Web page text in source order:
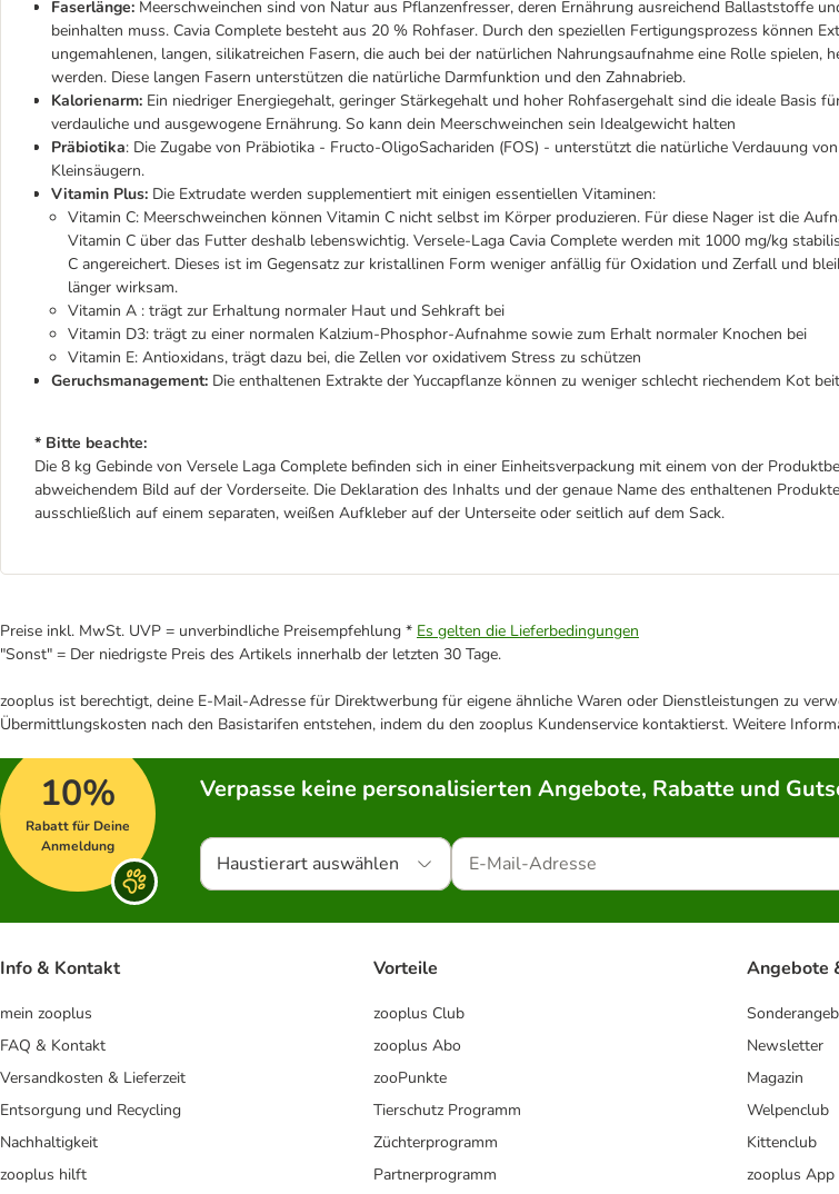
Faserlänge: Meerschweinchen sind von Natur aus Pflanzenfresser, deren Ernährung ausreichend Ballaststoffe
beinhalten muss. Cavia Complete besteht aus 20 % Rohfaser. Durch den speziellen Fertigungsprozess können
ungemahlenen, langen, silikatreichen Fasern, die auch bei der natürlichen Nahrungsaufnahme eine Rolle spielen,
werden. Diese langen Fasern unterstützen die natürliche Darmfunktion und den Zahnabrieb.
Kalorienarm: Ein niedriger Energiegehalt, geringer Stärkegehalt und hoher Rohfasergehalt sind die ideale Basis
verdauliche und ausgewogene Ernährung. So kann dein Meerschweinchen sein Idealgewicht halten
Präbiotika: Die Zugabe von Präbiotika - Fructo-OligoSachariden (FOS) - unterstützt die natürliche Verdauung
Kleinsäugern.
Vitamin Plus: Die Extrudate werden supplementiert mit einigen essentiellen Vitaminen:
Vitamin C: Meerschweinchen können Vitamin C nicht selbst im Körper produzieren. Für diese Nager ist die
Vitamin C über das Futter deshalb lebenswichtig. Versele-Laga Cavia Complete werden mit 1000 mg/kg
C angereichert. Dieses ist im Gegensatz zur kristallinen Form weniger anfällig für Oxidation und Zerfall und
länger wirksam.
Vitamin A : trägt zur Erhaltung normaler Haut und Sehkraft bei
Vitamin D3: trägt zu einer normalen Kalzium-Phosphor-Aufnahme sowie zum Erhalt normaler Knochen bei
Vitamin E: Antioxidans, trägt dazu bei, die Zellen vor oxidativem Stress zu schützen
Geruchsmanagement: Die enthaltenen Extrakte der Yuccapflanze können zu weniger schlecht riechendem Kot
* Bitte beachte:
Die 8 kg Gebinde von Versele Laga Complete befinden sich in einer Einheitsverpackung mit einem von der
abweichendem Bild auf der Vorderseite. Die Deklaration des Inhalts und der genaue Name des enthaltenen
ausschließlich auf einem separaten, weißen Aufkleber auf der Unterseite oder seitlich auf dem Sack.
Preise inkl. MwSt. UVP = unverbindliche Preisempfehlung * Es gelten die Lieferbedingungen
"Sonst" = Der niedrigste Preis des Artikels innerhalb der letzten 30 Tage.
zooplus ist berechtigt, deine E-Mail-Adresse für Direktwerbung für eigene ähnliche Waren oder Dienstleistungen zu
Übermittlungskosten nach den Basistarifen entstehen, indem du den zooplus Kundenservice kontaktierst. Weitere
10%
Rabatt für Deine
Anmeldung
Verpasse keine personalisierten Angebote, Rabatte und
Haustierart auswählen
Info & Kontakt
mein zooplus
FAQ & Kontakt
Versandkosten & Lieferzeit
Entsorgung und Recycling
Nachhaltigkeit
zooplus hilft
Vorteile
zooplus Club
zooplus Abo
zooPunkte
Tierschutz Programm
Züchterprogramm
Partnerprogramm
Angebote
Newsletter
Magazin
Welpenclub
Kittenclub
zooplus App